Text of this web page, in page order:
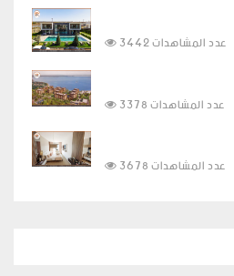
3442 عدد المشاهدات
3378 عدد المشاهدات
3678 عدد المشاهدات